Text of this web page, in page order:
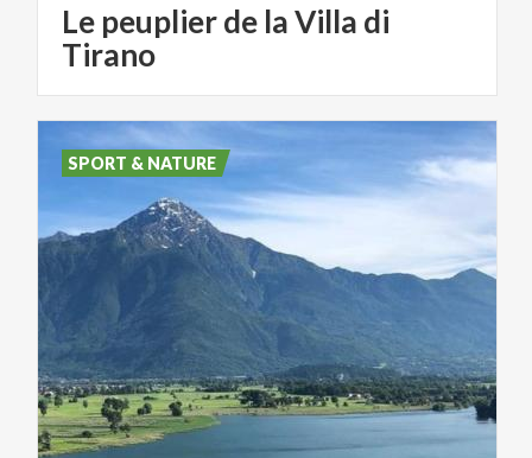
Le peuplier de la Villa di
Tirano
SPORT & NATURE